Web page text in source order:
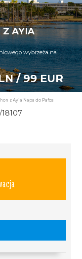
Z AYIA
wybrzeża na
/ 99 EUR
z Ayia Napa do Pafos